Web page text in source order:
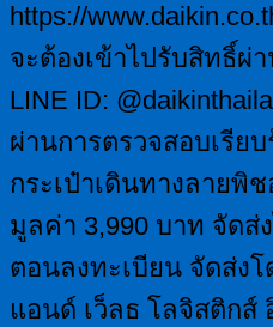
https://
จะต้องเข้าไปรับสิทธิ์ผ่
LINE ID:
ผ่านการตรวจสอบเรีย
กระเป๋าเดินทางลายพิ
มูลค่า 3,990 บาท จัดส่
ตอนลงทะเบียน จัดส่ง
แอนด์ เว็ลธ โลจิสติกส์